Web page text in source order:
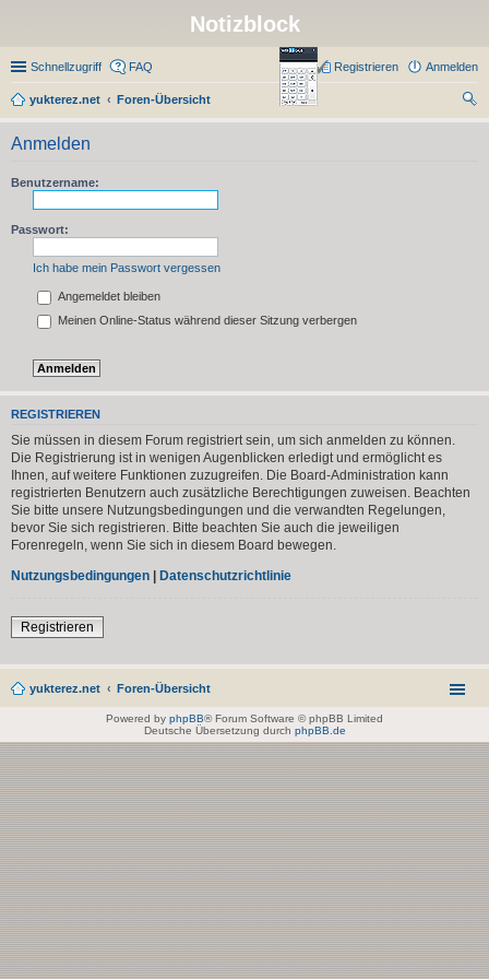
Notizblock
Schnellzugriff FAQ Anmelden
Registrieren
yukterez.net
Foren-Übersicht
uc
Anmelden
Benutzername:
Passwort:
Ich habe mein Passwort vergessen
Angemeldet bleiben
Meinen Online-Status während dieser Sitzung verbergen
REGISTRIEREN
Sie müssen in diesem Forum registriert sein, um sich anmelden zu können.
Die Registrierung ist in wenigen Augenblicken erledigt und ermöglicht es
Ihnen, auf weitere Funktionen zuzugreifen. Die Board-Administration kann
registrierten Benutzern auch zusätzliche Berechtigungen zuweisen. Beachten
Sie bitte unsere Nutzungsbedingungen und die verwandten Regelungen,
bevor Sie sich registrieren. Bitte beachten Sie auch die jeweiligen
Forenregeln, wenn Sie sich in diesem Board bewegen.
Nutzungsbedingungen | Datenschutzrichtlinie
Registrieren
yukterez.net Foren-Übersicht
Powered by phpBB® Forum Software © phpBB Limited
Deutsche Übersetzung durch phpBB.de